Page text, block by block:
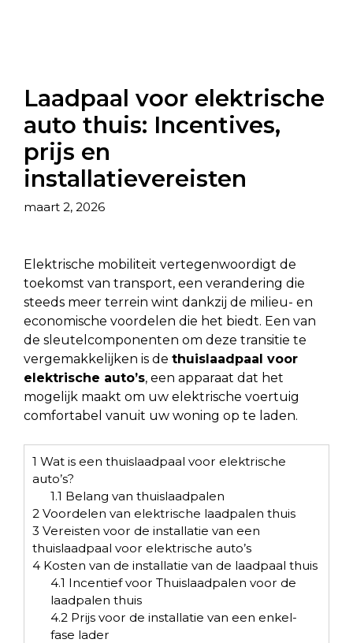
Laadpaal voor elektrische
auto thuis: Incentives,
prijs en
installatievereisten
maart 2, 2026
Elektrische mobiliteit vertegenwoordigt de
toekomst van transport, een verandering die
steeds meer terrein wint dankzij de milieu- en
economische voordelen die het biedt. Een van
de sleutelcomponenten om deze transitie te
vergemakkelijken is de thuislaadpaal voor
elektrische auto’s, een apparaat dat het
mogelijk maakt om uw elektrische voertuig
comfortabel vanuit uw woning op te laden.
1 Wat is een thuislaadpaal voor elektrische
auto’s?
1.1 Belang van thuislaadpalen
2 Voordelen van elektrische laadpalen thuis
3 Vereisten voor de installatie van een
thuislaadpaal voor elektrische auto’s
4 Kosten van de installatie van de laadpaal thuis
4.1 Incentief voor Thuislaadpalen voor de
laadpalen thuis
4.2Prijs voor de installatie van een enkel-
fase lader